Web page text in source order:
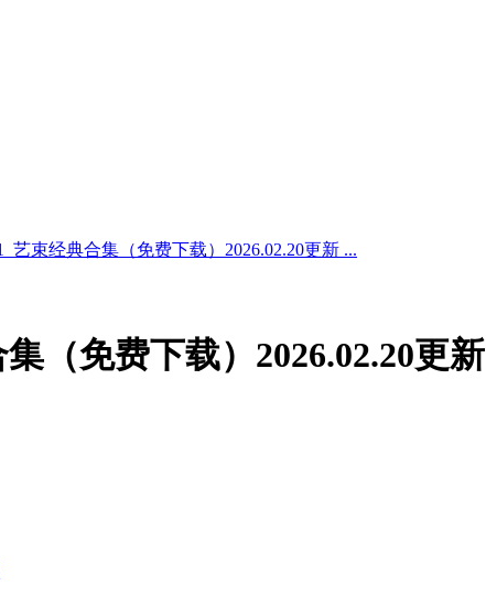
艺束经典合集（免费下载）2026.02.20更新 ...
（免费下载）2026.02.20更新